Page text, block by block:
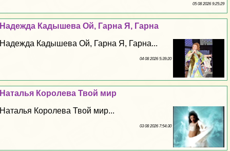
05 08 2026 9:25:29
Надежда Кадышева Ой, Гарна Я, Гарна
Надежда Кадышева Ой, Гарна Я, Гарна...
04 08 2026 5:39:20
Наталья Королева Твой мир
Наталья Королева Твой мир...
03 08 2026 7:54:30